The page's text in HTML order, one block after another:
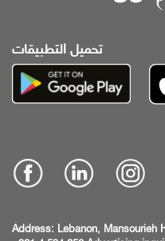
تحميل التطبيقات
Address: Lebanon, Mansourieh